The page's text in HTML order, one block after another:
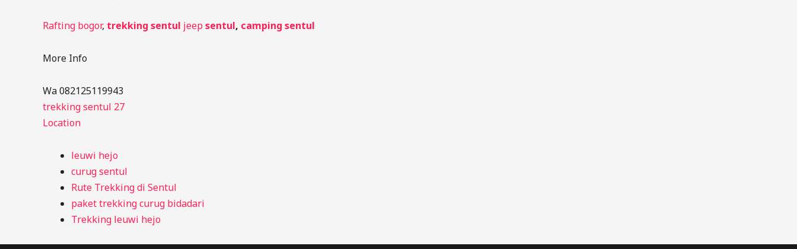
Rafting bogor, trekking sentul jeep sentul, camping sentul
More Info
Wa 082125119943
trekking sentul 27
Location
leuwi hejo
curug sentul
Rute Trekking di Sentul
paket trekking curug bidadari
Trekking leuwi hejo